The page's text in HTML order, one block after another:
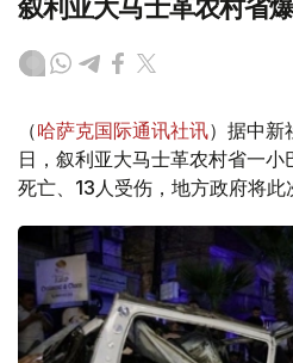
叙利亚大马士革农村省
（哈萨克国际通讯社讯）据中新
日，叙利亚大马士革农村省一
死亡、13人受伤，地方政府将此